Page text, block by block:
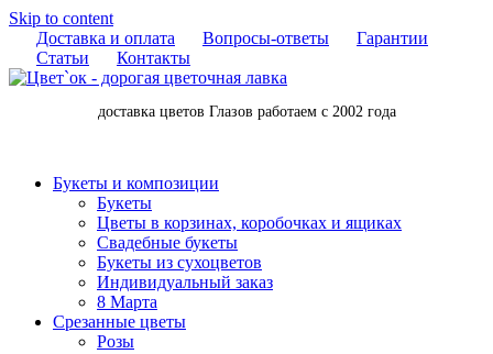
Skip to content
Доставка и оплата
Вопросы-ответы
Гарантии
Статьи
Контакты
доставка цветов Глазов работаем с 2002 года
Букеты и композиции
Букеты
Цветы в корзинах, коробочках и ящиках
Свадебные букеты
Букеты из сухоцветов
Индивидуальный заказ
8 Марта
Срезанные цветы
Розы